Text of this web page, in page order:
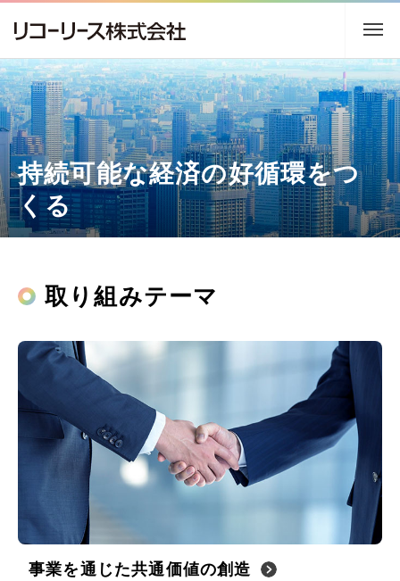
トップ
企業情報
事業内容
サステナビリティ
ニュース
English
お問い合わせ
持続可能な経済の好循環をつ
くる
取り組みテーマ
事業を通じた共通価値の創造